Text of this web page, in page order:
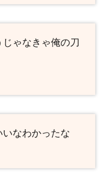
ゃなきゃ俺の刀
なわかったな